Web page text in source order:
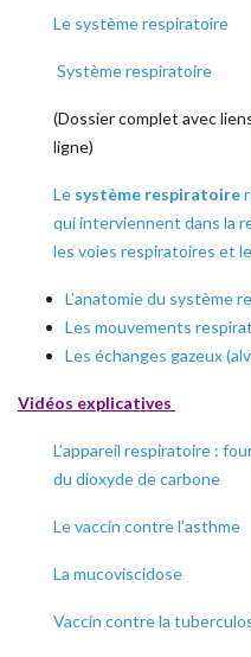
Le système respiratoire
Système respiratoire
(Dossier complet avec
ligne)
Le système respiratoire
qui interviennent dans la
les voies respiratoires et
L’anatomie du système
Les mouvements
Les échanges gazeux
Vidéos explicatives
L’appareil respiratoire :
du dioxyde de carbone
Le vaccin contre l’asthme
La mucoviscidose
Vaccin contre la